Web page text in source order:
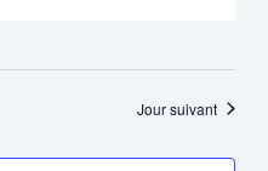
Jour suivant